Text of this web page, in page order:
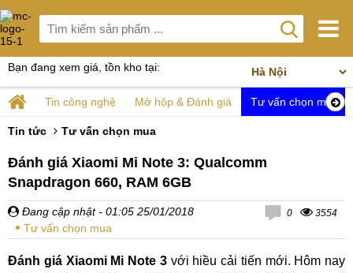
Bạn đang xem giá, tồn kho tại:
Tin công nghệ Mở hộp & Đánh giá Tư vấn chọn mua
Tin tức Tư vấn chọn mua
Đánh giá Xiaomi Mi Note 3: Qualcomm
Snapdragon 660, RAM 6GB
Đang cập nhật - 01:05 25/01/2018
Tư vấn chọn mua
0 3554
Đánh giá Xiaomi Mi Note 3với hiều cải tiến mới. Hôm nay